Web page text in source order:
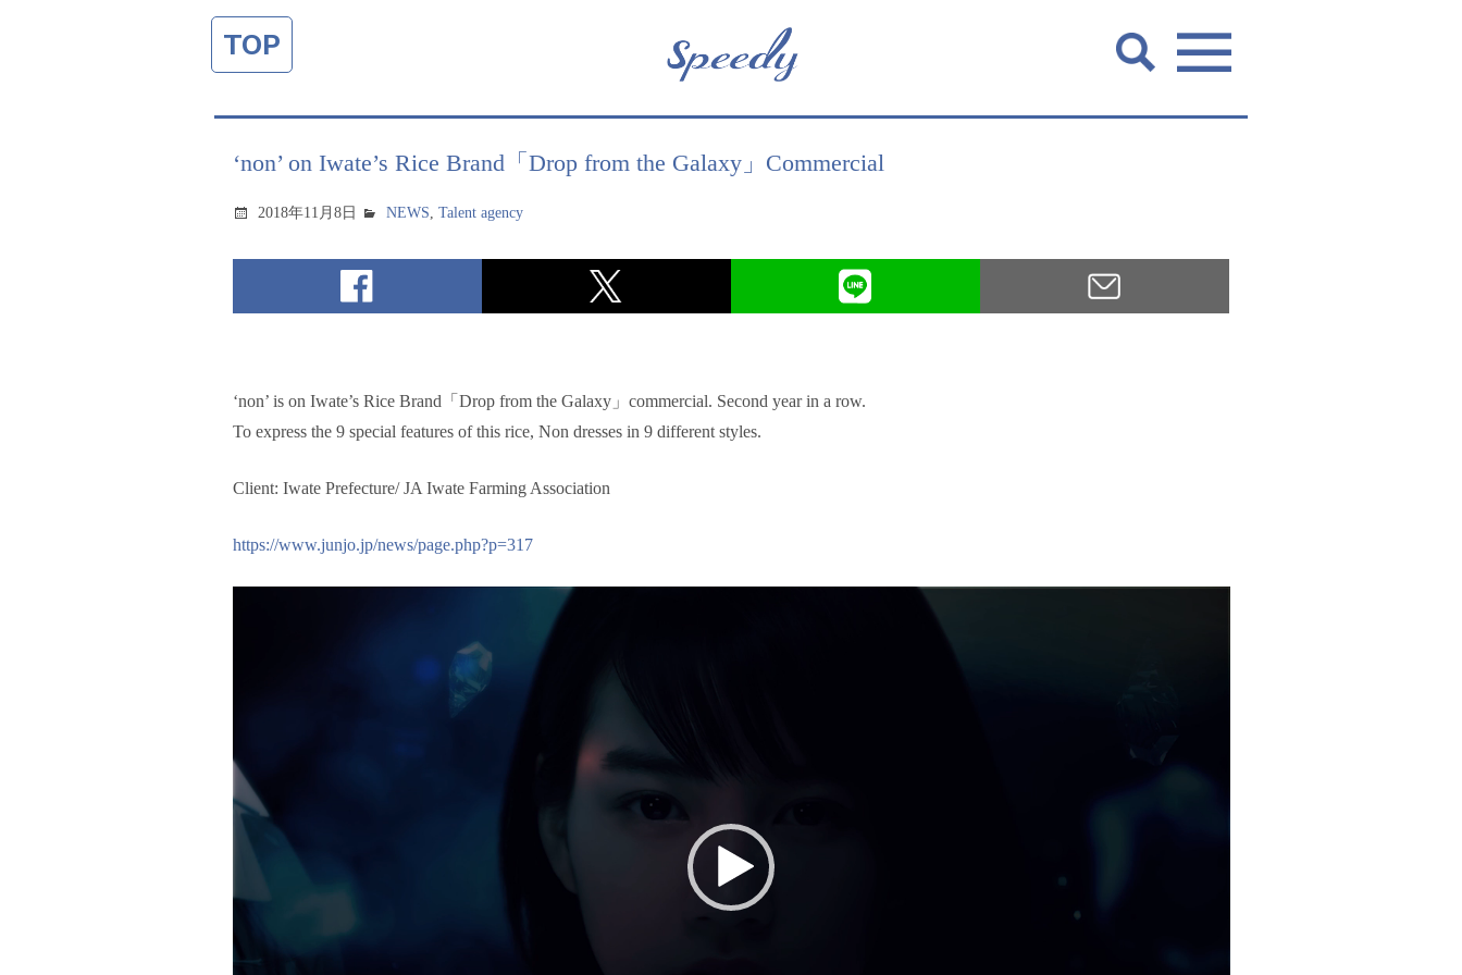
TOP
‘non’ on Iwate’s Rice Brand「Drop from the Galaxy」Commercial
2018年11月8日 NEWS,Talent agency
‘non’ is on Iwate’s Rice Brand「Drop from the Galaxy」commercial. Second year in a row.
To express the 9 special features of this rice, Non dresses in 9 different styles.
Client: Iwate Prefecture/ JA Iwate Farming Association
https://www.junjo.jp/news/page.php?p=317
ヤ
ー